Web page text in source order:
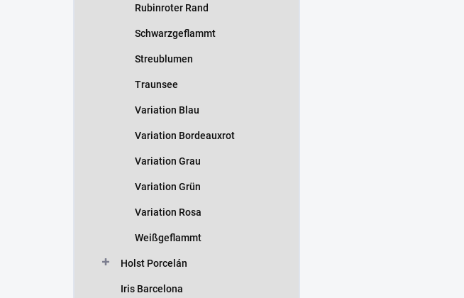
Rubinroter Rand
Schwarzgeflammt
Streublumen
Traunsee
Variation Blau
Variation Bordeauxrot
Variation Grau
Variation Grün
Variation Rosa
Weißgeflammt
Holst Porcelán
Iris Barcelona